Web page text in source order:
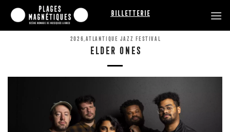
Passer
contenu
Billetterie
2026 ATLANTIQUE JAZZ FESTIVAL
ELDER ONES